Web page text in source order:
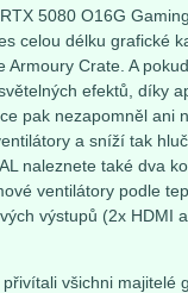
5080 O16G
celou délku grafické
Armoury Crate. A
efektů, díky
pak nezapomněl ani
a sníží tak
naleznete také dva
ventilátory podle
výstupů (2x HDMI
všichni majitelé